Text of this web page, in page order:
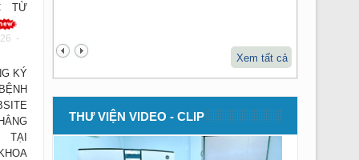
TỪ
-
KÝ
TẠI
Xem tất cả
THƯ VIỆN VIDEO - CLIP